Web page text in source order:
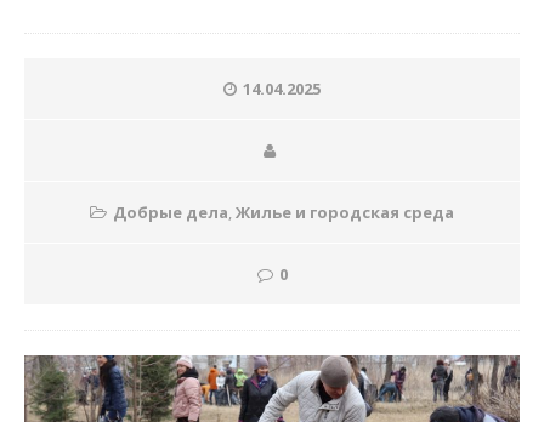
14.04.2025
Добрые дела,Жилье и городская среда
0